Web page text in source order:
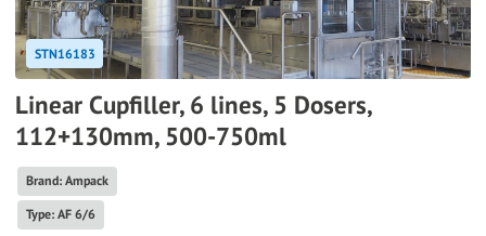
STN16183
Linear Cupfiller, 6 lines, 5 Dosers,
112+130mm, 500-750ml
Brand: Ampack
Type: AF 6/6